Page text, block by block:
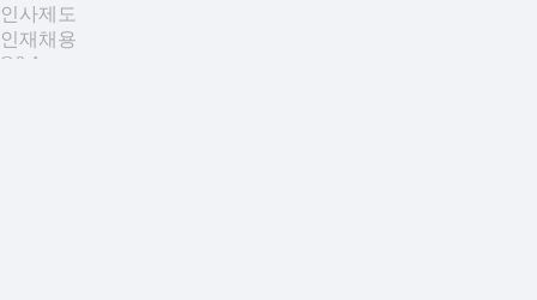
인사제도
인재채용
Q&A